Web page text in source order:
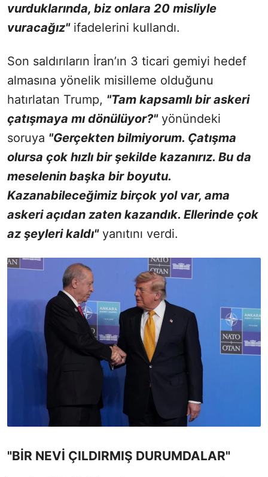
vurduklarında, biz onlara 20 misliyle
vuracağız"ifadelerini kullandı.
Son saldırıların İran’ın 3 ticari gemiyi hedef
almasına yönelik misilleme olduğunu
hatırlatan Trump, "Tam kapsamlı bir askeri
çatışmaya mı dönülüyor?"yönündeki
soruya "Gerçekten bilmiyorum. Çatışma
olursa çok hızlı bir şekilde kazanırız. Bu da
meselenin başka bir boyutu.
Kazanabileceğimiz birçok yol var, ama
askeri açıdan zaten kazandık. Ellerinde çok
az şeyleri kaldı"yanıtını verdi.
"BİR NEVİ ÇILDIRMIŞ DURUMDALAR"